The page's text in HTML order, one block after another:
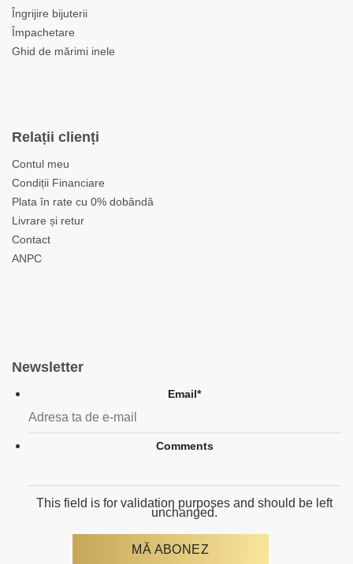
Îngrijire bijuterii
Împachetare
Ghid de mărimi inele
Relații clienți
Contul meu
Condiții Financiare
Plata în rate cu 0% dobândă
Livrare și retur
Contact
ANPC
Newsletter
Email*
Comments
This field is for validation purposes and should be left
unchanged.